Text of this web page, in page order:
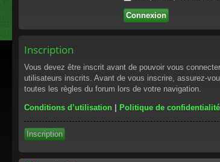
Inscription
Vous devez être inscrit avant de pouvoir vous
utilisateurs inscrits. Avant de vous inscrire, assurez-
toutes les règles du forum lors de votre navigation.
Conditions d’utilisation | Politique de confidentialité
Inscription